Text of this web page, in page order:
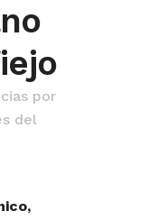
por
del